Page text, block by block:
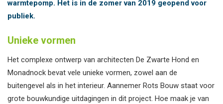
warmtepomp. Het is in de zomer van 2019 geopend voor
publiek.
Unieke vormen
Het complexe ontwerp van architecten De Zwarte Hond en
Monadnock bevat vele unieke vormen, zowel aan de
buitengevel als in het interieur. Aannemer Rots Bouw staat voor
grote bouwkundige uitdagingen in dit project. Hoe maak je van